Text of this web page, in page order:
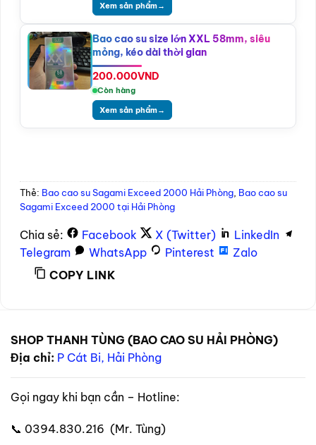
Xem sản phẩm→
Bao cao su size lớn XXL 58mm, siêu
mỏng, kéo dài thời gian
200.000VND
Còn hàng
Xem sản phẩm→
Thẻ: Bao cao su Sagami Exceed 2000 Hải Phòng, Bao cao su
Sagami Exceed 2000 tại Hải Phòng
Chia sẻ: Facebook X (Twitter)
LinkedIn
Telegram
WhatsApp Pinterest
Zalo
COPY LINK
SHOP THANH TÙNG (BAO CAO SU HẢI PHÒNG)
Địa chỉ: P Cát Bi, Hải Phòng
Gọi ngay khi bạn cần – Hotline:
📞 0394.830.216 (Mr. Tùng)